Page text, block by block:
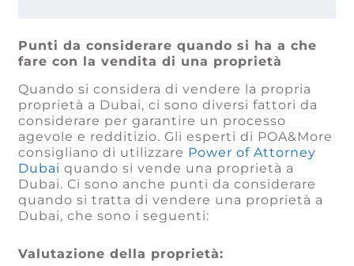
Punti da considerare quando si ha a che
fare con la vendita di una proprietà
Quando si considera di vendere la propria
proprietà a Dubai, ci sono diversi fattori da
considerare per garantire un processo
agevole e redditizio. Gli esperti di POA&More
consigliano di utilizzare Power of Attorney
Dubai quando si vende una proprietà a
Dubai. Ci sono anche punti da considerare
quando si tratta di vendere una proprietà a
Dubai, che sono i seguenti:
Valutazione della proprietà: